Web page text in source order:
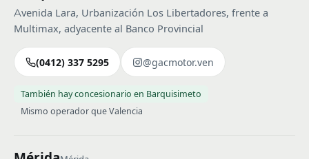
Avenida Lara, Urbanización Los Libertadores, frente a
Multimax, adyacente al Banco Provincial
(0412) 337 5295 @gacmotor.ven
También hay concesionario en Barquisimeto
Mismo operador que Valencia